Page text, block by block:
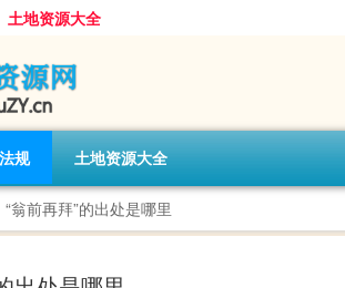
土地资源大全
规 土地资源大全
“翁前再拜”的出处是哪里